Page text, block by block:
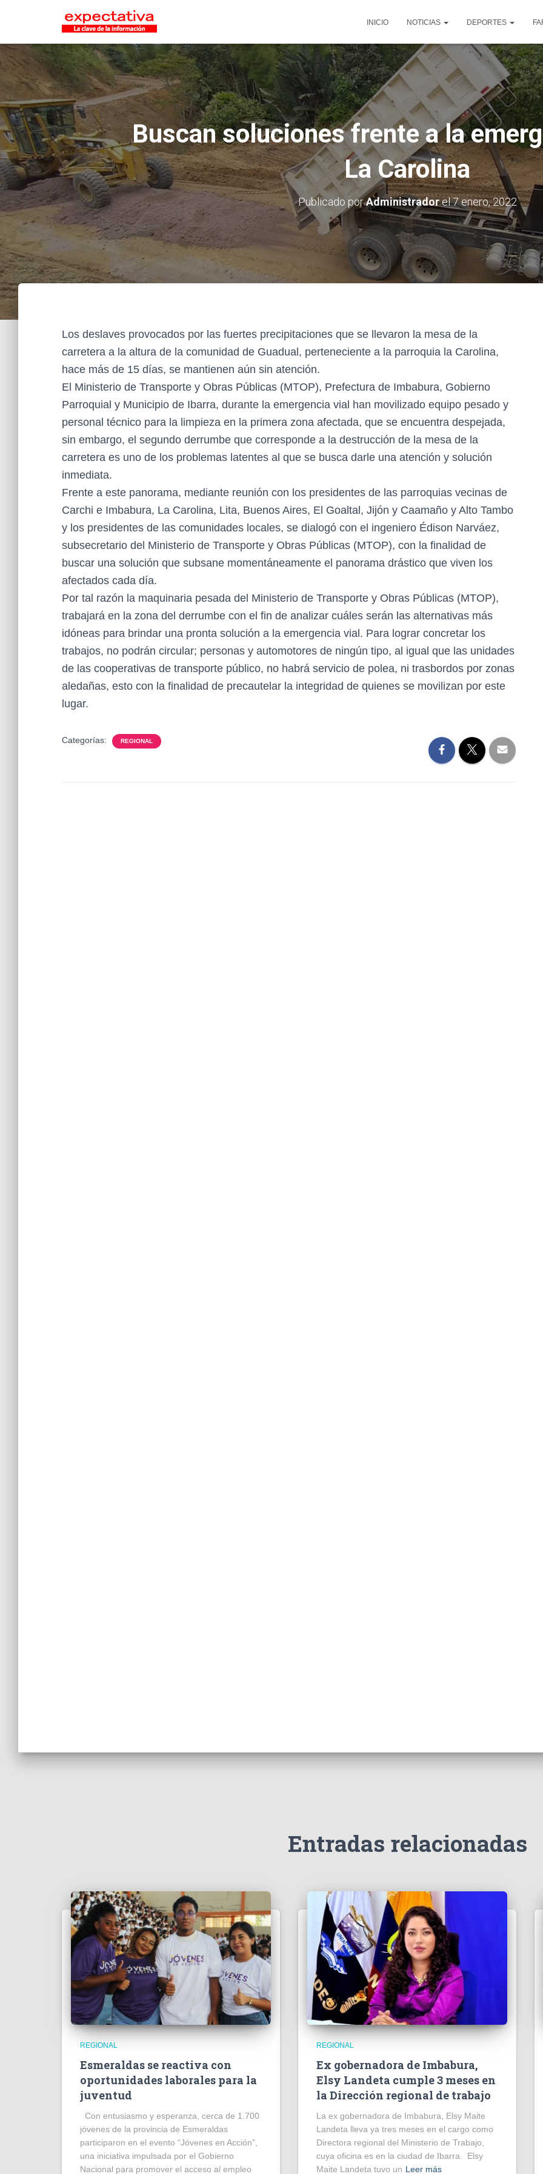
INICIO NOTICIAS DEPORTES
Buscan soluciones frente a la
La Carolina
Publicado porAdministradorel7 enero, 2022
Los deslaves provocados por las fuertes precipitaciones que se llevaron la mesa de la
carretera a la altura de la comunidad de Guadual, perteneciente a la parroquia la Carolina,
hace más de 15 días, se mantienen aún sin atención.
El Ministerio de Transporte y Obras Públicas (MTOP), Prefectura de Imbabura, Gobierno
Parroquial y Municipio de Ibarra, durante la emergencia vial han movilizado equipo pesado y
personal técnico para la limpieza en la primera zona afectada, que se encuentra despejada,
sin embargo, el segundo derrumbe que corresponde a la destrucción de la mesa de la
carretera es uno de los problemas latentes al que se busca darle una atención y solución
inmediata.
Frente a este panorama, mediante reunión con los presidentes de las parroquias vecinas de
Carchi e Imbabura, La Carolina, Lita, Buenos Aires, El Goaltal, Jijón y Caamaño y Alto Tambo
y los presidentes de las comunidades locales, se dialogó con el ingeniero Édison Narváez,
subsecretario del Ministerio de Transporte y Obras Públicas (MTOP), con la finalidad de
buscar una solución que subsane momentáneamente el panorama drástico que viven los
afectados cada día.
Por tal razón la maquinaria pesada del Ministerio de Transporte y Obras Públicas (MTOP),
trabajará en la zona del derrumbe con el fin de analizar cuáles serán las alternativas más
idóneas para brindar una pronta solución a la emergencia vial. Para lograr concretar los
trabajos, no podrán circular; personas y automotores de ningún tipo, al igual que las unidades
de las cooperativas de transporte público, no habrá servicio de polea, ni trasbordos por zonas
aledañas, esto con la finalidad de precautelar la integridad de quienes se movilizan por este
lugar.
Categorías: REGIONAL
Entradas relacionadas
REGIONAL
Esmeraldas se reactiva con
oportunidades laborales para la
juventud
Con entusiasmo y esperanza, cerca de 1.700
jóvenes de la provincia de Esmeraldas
participaron en el evento “Jóvenes en Acción”,
una iniciativa impulsada por el Gobierno
Nacional para promover el acceso al empleo
REGIONAL
Ex gobernadora de Imbabura,
Elsy Landeta cumple 3 meses en
la Dirección regional de trabajo
La ex gobernadora de Imbabura, Elsy Maite
Landeta lleva ya tres meses en el cargo como
Directora regional del Ministerio de Trabajo,
cuya oficina es en la ciudad de Ibarra. Elsy
Maite Landeta tuvo un Leer más